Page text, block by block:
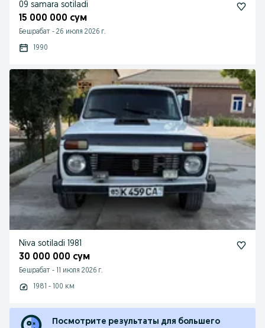
09 samara sotiladi
15 000 000 сум
Бешрабат - 26 июля 2026 г.
1990
Niva sotiladi 1981
30 000 000 сум
Бешрабат - 11 июля 2026 г.
1981 - 100 км
Посмотрите результаты для большего